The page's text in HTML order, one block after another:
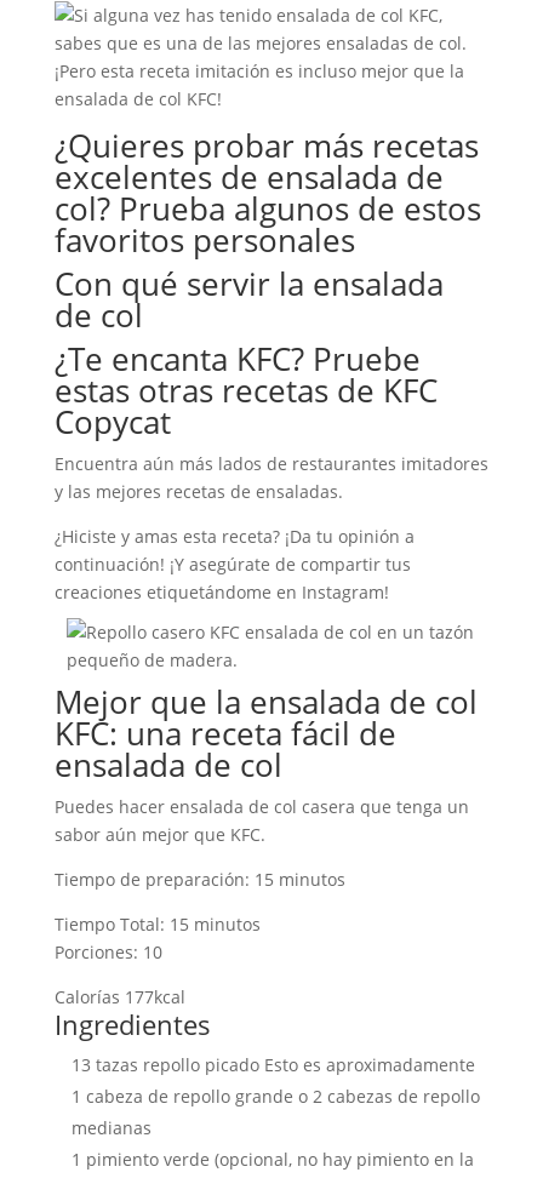
¿Quieres probar más recetas
excelentes de ensalada de
col? Prueba algunos de estos
favoritos personales
Con qué servir la ensalada
de col
¿Te encanta KFC? Pruebe
estas otras recetas de KFC
Copycat
Encuentra aún más lados de restaurantes imitadores
y las mejores recetas de ensaladas.
¿Hiciste y amas esta receta? ¡Da tu opinión a
continuación! ¡Y asegúrate de compartir tus
creaciones etiquetándome en Instagram!
Mejor que la ensalada de col
KFC: una receta fácil de
ensalada de col
Puedes hacer ensalada de col casera que tenga un
sabor aún mejor que KFC.
Tiempo de preparación: 15 minutos
Tiempo Total: 15 minutos
Porciones: 10
Calorías 177kcal
Ingredientes
13 tazas repollo picado Esto es aproximadamente
1 cabeza de repollo grande o 2 cabezas de repollo
medianas
1 pimiento verde (opcional, no hay pimiento en la